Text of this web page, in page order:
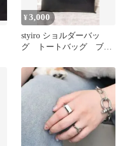
¥3,000
styiro ショルダーバッ
グ トートバッグ ブラ